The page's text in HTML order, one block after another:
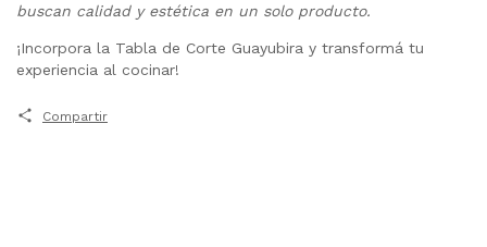
buscan calidad y estética en un solo producto.
¡Incorpora la Tabla de Corte Guayubira y transformá tu
experiencia al cocinar!
Compartir